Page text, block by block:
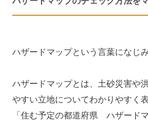
ハザードマップという言葉になじ
ハザードマップとは、土砂災害や
やすい立地についてわかりやすく
「住む予定の都道府県 ハザード